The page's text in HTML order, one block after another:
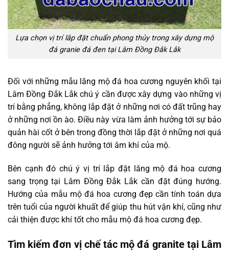
Lựa chọn vị trí lắp đặt chuẩn phong thủy trong xây dựng mộ
đá granie đá đen tại Lâm Đồng Đắk Lắk
Đối với những mẫu lăng mộ đá hoa cương nguyên khối tại
Lâm Đồng Đắk Lắk chú ý cần được xây dựng vào những vị
trí bằng phẳng, không lắp đặt ở những nơi có đất trũng hay
ở những nơi ồn ào. Điều này vừa làm ảnh hưởng tới sự bảo
quản hài cốt ở bên trong đồng thời lắp đặt ở những nơi quá
đông người sẽ ảnh hưởng tới âm khí của mộ.
Bên cạnh đó chú ý vị trí lắp đặt lăng mộ đá hoa cương
sang trọng tại Lâm Đồng Đắk Lắk cần đặt đúng hướng.
Hướng của mẫu mộ đá hoa cương đẹp cần tính toán dựa
trên tuổi của người khuất để giúp thu hút vận khí, cũng như
cải thiện được khí tốt cho mẫu mộ đá hoa cương đẹp.
Tìm kiếm đơn vị chế tác mộ đá granite tại Lâm